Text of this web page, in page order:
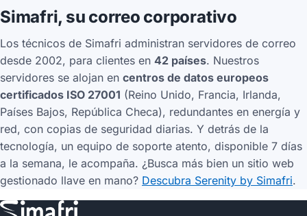
Simafri, su correo corporativo
Los técnicos de Simafri administran servidores de correo
desde 2002, para clientes en 42 países. Nuestros
servidores se alojan en centros de datos europeos
certificados ISO 27001 (Reino Unido, Francia, Irlanda,
Países Bajos, República Checa), redundantes en energía y
red, con copias de seguridad diarias. Y detrás de la
tecnología, un equipo de soporte atento, disponible 7 días
a la semana, le acompaña. ¿Busca más bien un sitio web
gestionado llave en mano? Descubra Serenity by Simafri.